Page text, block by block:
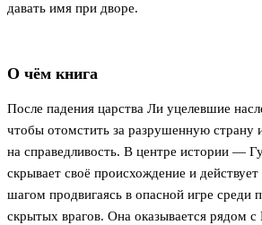
давать имя при дворе.
О чём книга
После падения царства Ли уцелевшие
чтобы отомстить за разрушенную страну
на справедливость. В центре истории —
скрывает своё происхождение и
шагом продвигаясь в опасной игре среди
скрытых врагов. Она оказывается рядом с